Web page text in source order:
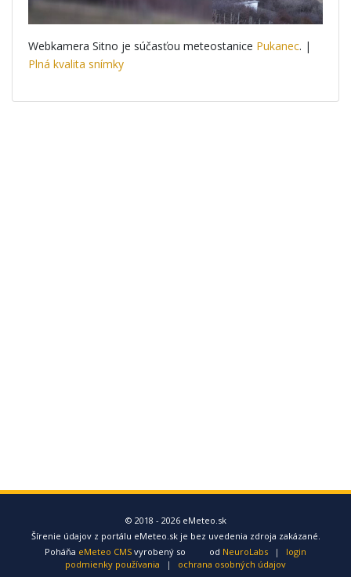
Webkamera Sitno je súčasťou meteostanice Pukanec. |
Plná kvalita snímky
© 2018 - 2026 eMeteo.sk
Šírenie údajov z portálu eMeteo.sk je bez uvedenia zdroja zakázané.
Poháňa eMeteo CMS vyrobený so od NeuroLabs |
login
podmienky používania
| ochrana osobných údajov